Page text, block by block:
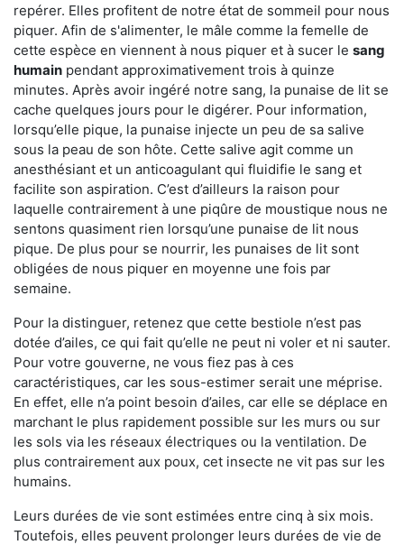
repérer. Elles profitent de notre état de sommeil pour nous
piquer. Afin de s'alimenter, le mâle comme la femelle de
cette espèce en viennent à nous piquer et à sucer le sang
humain pendant approximativement trois à quinze
minutes. Après avoir ingéré notre sang, la punaise de lit se
cache quelques jours pour le digérer. Pour information,
lorsqu’elle pique, la punaise injecte un peu de sa salive
sous la peau de son hôte. Cette salive agit comme un
anesthésiant et un anticoagulant qui fluidifie le sang et
facilite son aspiration. C’est d’ailleurs la raison pour
laquelle contrairement à une piqûre de moustique nous ne
sentons quasiment rien lorsqu’une punaise de lit nous
pique. De plus pour se nourrir, les punaises de lit sont
obligées de nous piquer en moyenne une fois par
semaine.
Pour la distinguer, retenez que cette bestiole n’est pas
dotée d’ailes, ce qui fait qu’elle ne peut ni voler et ni sauter.
Pour votre gouverne, ne vous fiez pas à ces
caractéristiques, car les sous-estimer serait une méprise.
En effet, elle n’a point besoin d’ailes, car elle se déplace en
marchant le plus rapidement possible sur les murs ou sur
les sols via les réseaux électriques ou la ventilation. De
plus contrairement aux poux, cet insecte ne vit pas sur les
humains.
Leurs durées de vie sont estimées entre cinq à six mois.
Toutefois, elles peuvent prolonger leurs durées de vie de